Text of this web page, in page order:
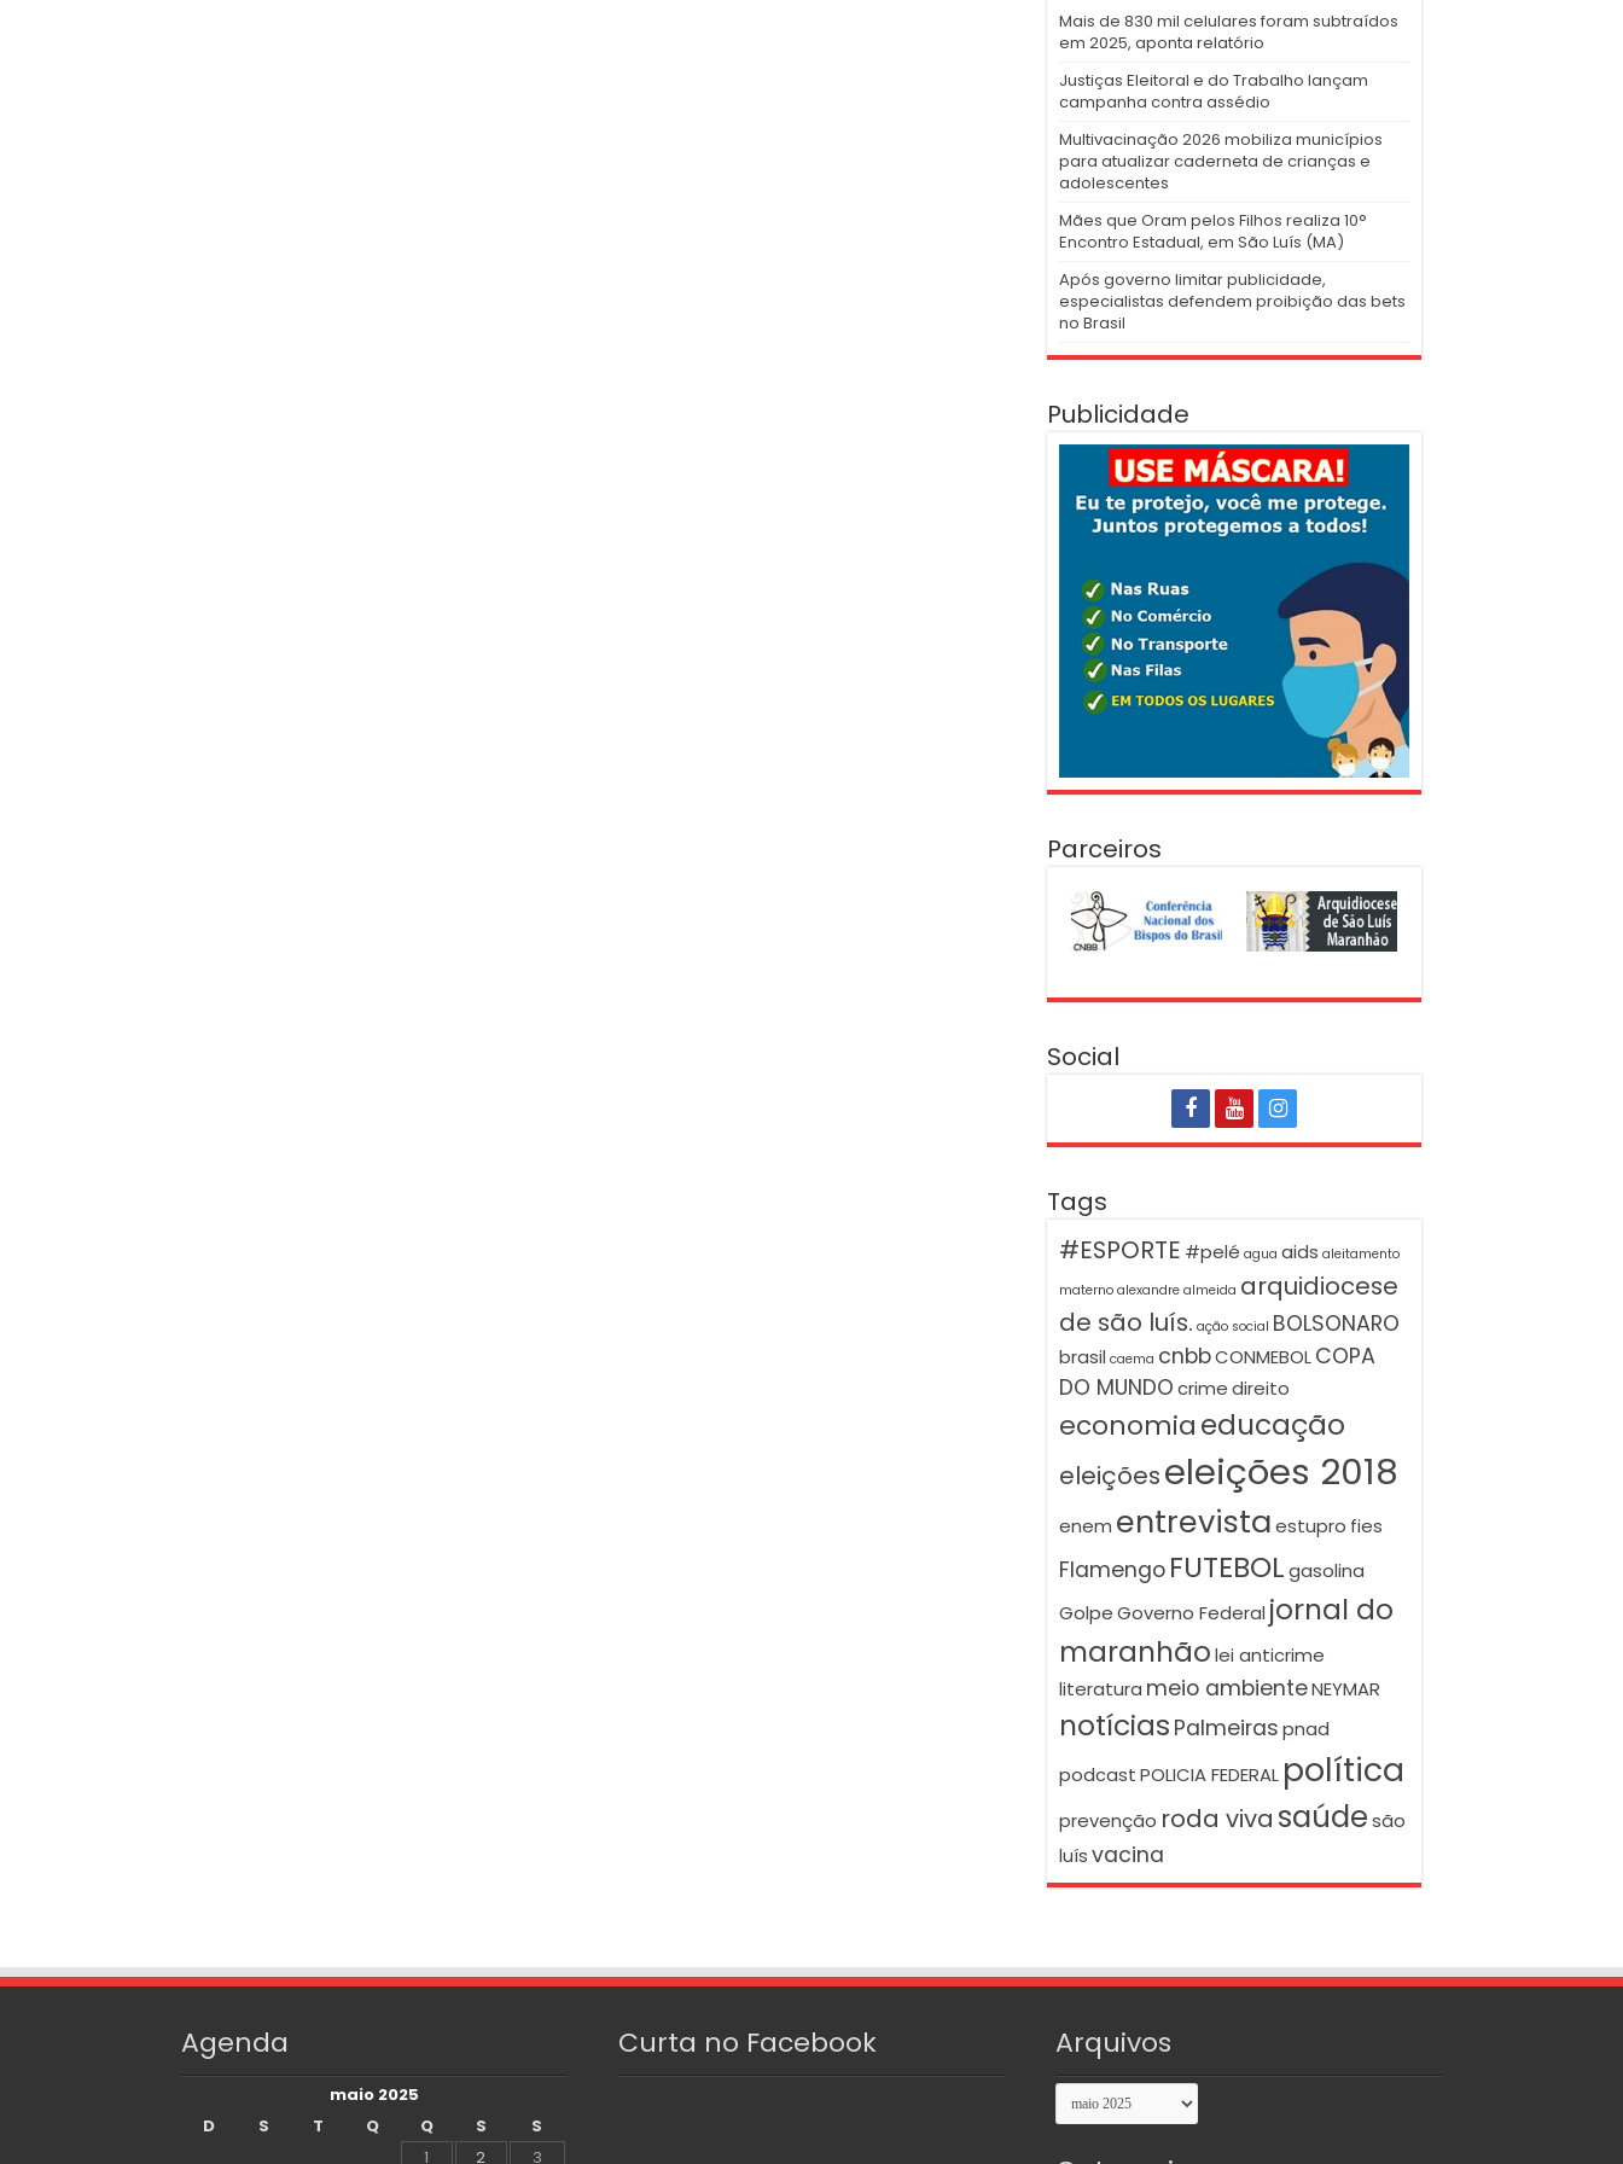
Mais de 830 mil celulares foram subtraídos
em 2025, aponta relatório
Justiças Eleitoral e do Trabalho lançam
campanha contra assédio
Multivacinação 2026 mobiliza municípios
para atualizar caderneta de crianças e
adolescentes
Mães que Oram pelos Filhos realiza 10°
Encontro Estadual, em São Luís (MA)
Após governo limitar publicidade,
especialistas defendem proibição das bets
no Brasil
Publicidade
Parceiros
Social
Tags
#ESPORTE #pelé agua aids aleitamento
materno alexandre almeida arquidiocese
de são luís. ação social BOLSONARO
brasil caema cnbbCONMEBOLCOPA
DO MUNDOcrimedireito
economiaeducação
eleiçõeseleições 2018
enem entrevistaestupro fies
Flamengo FUTEBOLgasolina
GolpeGoverno Federal jornal do
maranhãolei anticrime
literatura meio ambienteNEYMAR
notícias Palmeiraspnad
podcastPOLICIA FEDERAL política
prevenção roda viva saúdesão
luísvacina
Agenda
maio 2025
D
S T Q Q S
S
1
2 3
Curta no Facebook Arquivos
Arquivos